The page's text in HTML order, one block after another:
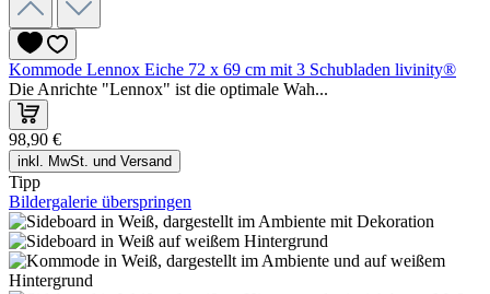
Kommode Lennox Eiche 72 x 69 cm mit 3 Schubladen livinity®
Die Anrichte "Lennox" ist die optimale Wah...
98,90 €
inkl. MwSt. und Versand
Tipp
Bildergalerie überspringen